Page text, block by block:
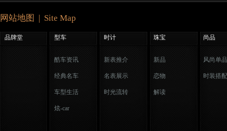
网站地图 | Site Map
品牌堂 型车 时计 珠宝 尚品
酷车资讯
经典名车
车型生活
炫-car
新表推介
名表展示
时光流转
新品
恋物
解读
风尚单品
时装搭配